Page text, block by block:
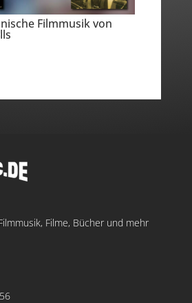
Filmmusik von
Filme, Bücher und mehr